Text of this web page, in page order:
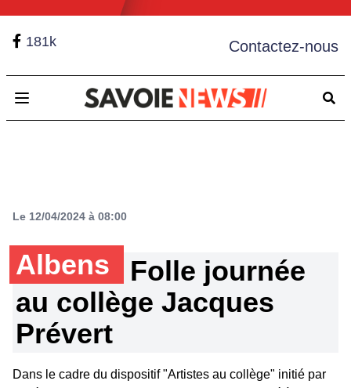
181k Contactez-nous
Open main menu
Le 12/04/2024 à 08:00
Albens
Folle journée
au collège Jacques
Prévert
Dans le cadre du dispositif "Artistes au collège" initié par